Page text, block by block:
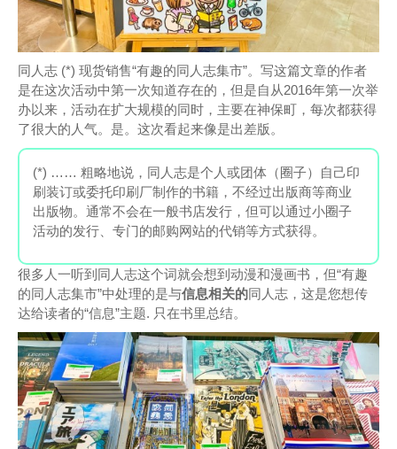
同人志 (*) 现货销售“有趣的同人志集市”。写这篇文章的作者
是在这次活动中第一次知道存在的，但是自从2016年第一次举
办以来，活动在扩大规模的同时，主要在神保町，每次都获得
了很大的人气。是。这次看起来像是出差版。
(*) …… 粗略地说，同人志是个人或团体（圈子）自己印
刷装订或委托印刷厂制作的书籍，不经过出版商等商业
出版物。通常不会在一般书店发行，但可以通过小圈子
活动的发行、专门的邮购网站的代销等方式获得。
很多人一听到同人志这个词就会想到动漫和漫画书，但“有趣
的同人志集市”中处理的是与信息相关的同人志，这是您想传
达给读者的“信息”主题. 只在书里总结。